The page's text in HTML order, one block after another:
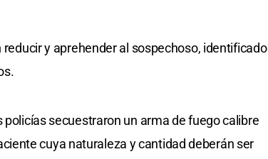
y aprehender al sospechoso, identificado
secuestraron un arma de fuego calibre
cuya naturaleza y cantidad deberán ser